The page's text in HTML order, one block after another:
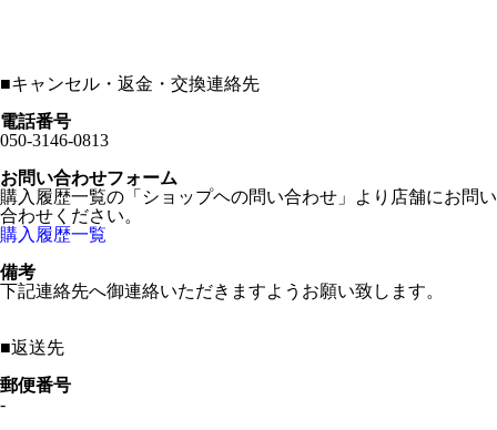
■キャンセル・返金・交換連絡先
電話番号
050-3146-0813
お問い合わせフォーム
購入履歴一覧の「ショップヘの問い合わせ」より店舗にお問い
合わせください。
購入履歴一覧
備考
下記連絡先へ御連絡いただきますようお願い致します。
■返送先
郵便番号
-